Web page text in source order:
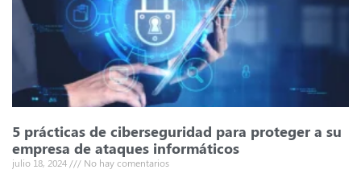
5 prácticas de ciberseguridad para proteger a su
empresa de ataques informáticos
julio 18, 2024 No hay comentarios